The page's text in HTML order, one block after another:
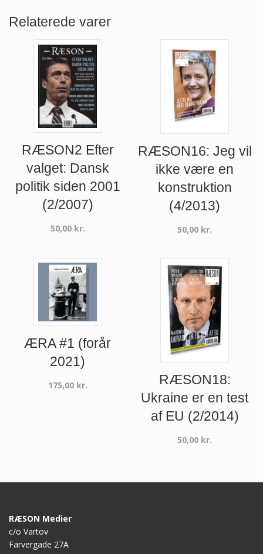
Relaterede varer
RÆSON2 Efter
valget: Dansk
politik siden 2001
(2/2007)
50,00 kr.
RÆSON16: Jeg vil
ikke være en
konstruktion
(4/2013)
50,00 kr.
ÆRA #1 (forår
2021)
175,00 kr.
RÆSON18:
Ukraine er en test
af EU (2/2014)
50,00 kr.
RÆSON Medier
c/o Vartov
Farvergade 27A